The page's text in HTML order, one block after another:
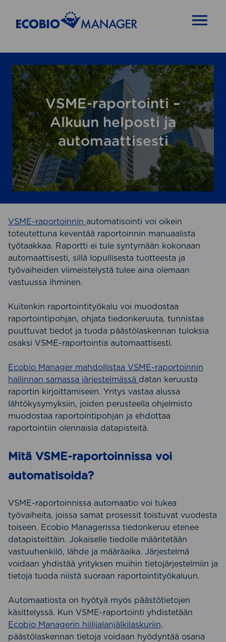
VSME-raportointi –
Alkuun helposti ja
automaattisesti
VSME-raportoinnin automatisointi voi oikein
toteutettuna keventää raportoinnin manuaalista
työtaakkaa. Raportti ei tule syntymään kokonaan
automaattisesti, sillä lopullisesta tuotteesta ja
työvaiheiden viimeistelystä tulee aina olemaan
vastuussa ihminen.
Kuitenkin raportointityökalu voi muodostaa
raportointipohjan, ohjata tiedonkeruuta, tunnistaa
puuttuvat tiedot ja tuoda päästölaskennan tuloksia
osaksi VSME-raportointia automaattisesti.
Ecobio Manager mahdollistaa VSME-raportoinnin
hallinnan samassa järjestelmässä datan keruusta
raportin kirjoittamiseen. Yritys vastaa alussa
lähtökysymyksiin, joiden perusteella ohjelmisto
muodostaa raportointipohjan ja ehdottaa
raportointiin olennaisia datapisteitä.
Mitä VSME-raportoinnissa voi
automatisoida?
VSME-raportoinnissa automaatio voi tukea
työvaiheita, joissa samat prosessit toistuvat vuodesta
toiseen. Ecobio Managerissa tiedonkeruu etenee
datapisteittäin. Jokaiselle tiedolle määritetään
vastuuhenkilö, lähde ja määräaika. Järjestelmä
voidaan yhdistää yrityksen muihin tietojärjestelmiin ja
tietoja tuoda niistä suoraan raportointityökaluun.
Automaatiosta on hyötyä myös päästötietojen
käsittelyssä. Kun VSME-raportointi yhdistetään
Ecobio Managerin hiilijalanjälkilaskuriin,
päästölaskennan tietoja voidaan hyödyntää osana